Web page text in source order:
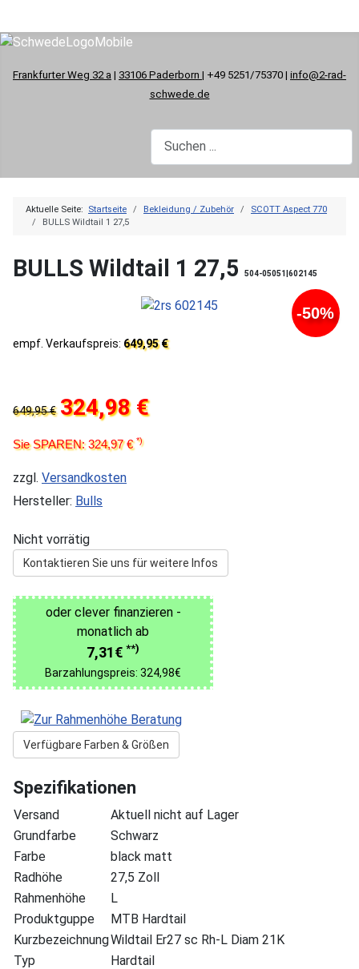
Frankfurter Weg 32 a | 33106 Paderborn | +49 5251/75370 | info@2-rad-
schwede.de
Aktuelle Seite: Startseite Bekleidung / Zubehör
SCOTT Aspect 770
BULLS Wildtail 1 27,5
BULLS Wildtail 1 27,5 504-05051|602145
-50%
empf. Verkaufspreis: 649,95 €
649,95 € 324,98 €
Sie SPAREN: 324,97 €*)
zzgl. Versandkosten
Hersteller: Bulls
Nicht vorrätig
Kontaktieren Sie uns für weitere Infos
oder clever finanzieren -
monatlich ab
7,31€ **)
Barzahlungspreis: 324,98€
Verfügbare Farben & Größen
Spezifikationen
Versand
Aktuell nicht auf Lager
Grundfarbe
Schwarz
Farbe
black matt
Radhöhe
27,5 Zoll
Rahmenhöhe
L
Produktguppe
MTB Hardtail
KurzbezeichnungWildtail Er27 sc Rh-L Diam 21K
Typ
Hardtail